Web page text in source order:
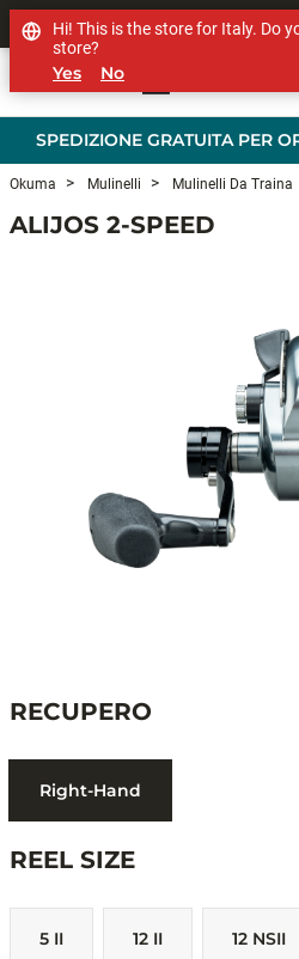
SPEDIZIONE GRATUITA PER
SHOP OTHER
Okuma Mulinelli Mulinelli Da Traina
ALIJOS 2-SPEED
RECUPERO
Right-Hand
REEL SIZE
5 II 12 II 12 NSII
Hi! This is the store for Italy. Do
store?
Yes No